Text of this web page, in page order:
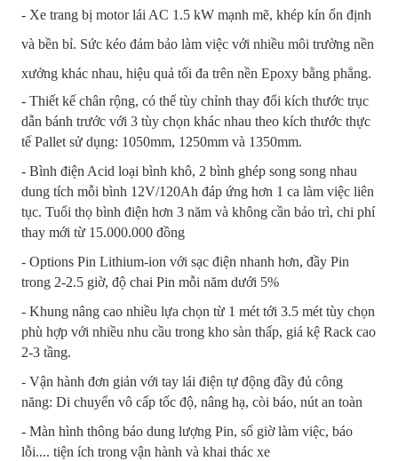
- Xe trang bị motor lái AC 1.5 kW mạnh mẽ, khép kín ổn định
và bền bỉ. Sức kéo đảm bảo làm việc với nhiều môi trường nền
xưởng khác nhau, hiệu quả tối đa trên nền Epoxy bằng phẳng.
- Thiết kế chân rộng, có thể tùy chỉnh thay đổi kích thước trục
dẫn bánh trước với 3 tùy chọn khác nhau theo kích thước thực
tế Pallet sử dụng: 1050mm, 1250mm và 1350mm.
- Bình điện Acid loại bình khô, 2 bình ghép song song nhau
dung tích mỗi bình 12V/120Ah đáp ứng hơn 1 ca làm việc liên
tục. Tuổi thọ bình điện hơn 3 năm và không cần bảo trì, chi phí
thay mới từ 15.000.000 đồng
- Options Pin Lithium-ion với sạc điện nhanh hơn, đầy Pin
trong 2-2.5 giờ, độ chai Pin mỗi năm dưới 5%
- Khung nâng cao nhiều lựa chọn từ 1 mét tới 3.5 mét tùy chọn
phù hợp với nhiều nhu cầu trong kho sàn thấp, giá kệ Rack cao
2-3 tầng.
- Vận hành đơn giản với tay lái điện tự động đầy đủ công
năng: Di chuyển vô cấp tốc độ, nâng hạ, còi báo, nút an toàn
- Màn hình thông báo dung lượng Pin, số giờ làm việc, báo
lỗi.... tiện ích trong vận hành và khai thác xe